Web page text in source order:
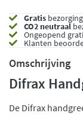
Gratis
CO2 neutraal
Ongeopend
Klanten
Omschrijving
Difrax
De Difrax